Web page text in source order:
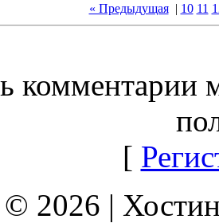
« Предыдущая| 10 11
комментарии
[
2026 |